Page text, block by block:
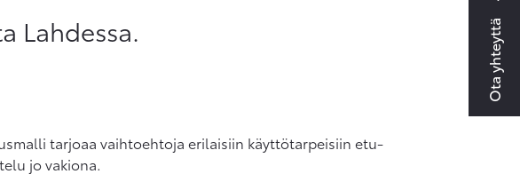
Ota yhteyttä
Lahdessa.
tarjoaa vaihtoehtoja erilaisiin käyttötarpeisiin etu-
jo vakiona.